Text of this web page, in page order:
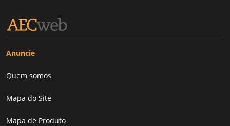
Anuncie
Quem somos
Mapa do Site
Mapa de Produto